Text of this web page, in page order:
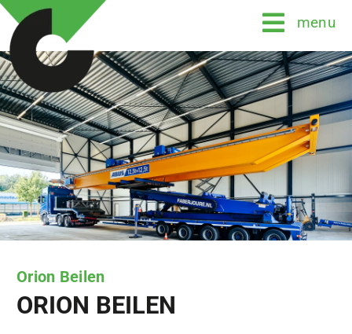
Skip
to
content
menu
Orion Beilen
ORION BEILEN